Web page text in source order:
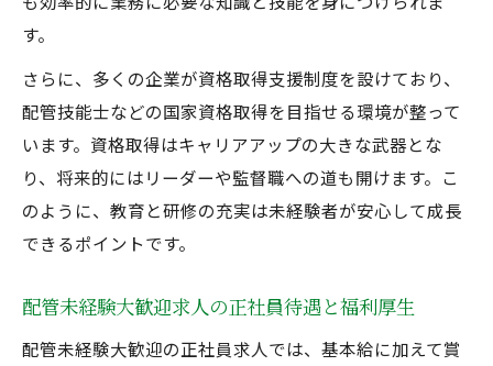
す。
さらに、多くの企業が資格取得支援制度を設けており、
配管技能士などの国家資格取得を目指せる環境が整って
います。資格取得はキャリアアップの大きな武器とな
り、将来的にはリーダーや監督職への道も開けます。こ
のように、教育と研修の充実は未経験者が安心して成長
できるポイントです。
配管未経験大歓迎求人の正社員待遇と福利厚生
配管未経験大歓迎の正社員求人では、基本給に加えて賞